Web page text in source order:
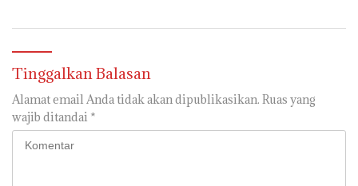
Tinggalkan Balasan
Alamat email Anda tidak akan dipublikasikan. Ruas yang
wajib ditandai *